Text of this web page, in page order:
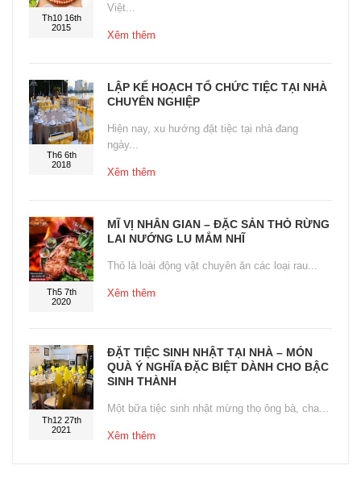
Th10 16th
2015
Việt...
Xêm thêm
Th6 6th
2018
LẬP KẾ HOẠCH TỔ CHỨC TIỆC TẠI NHÀ
CHUYÊN NGHIỆP
Hiện nay, xu hướng đặt tiệc tại nhà đang
ngày...
Xêm thêm
Th5 7th
2020
MĨ VỊ NHÂN GIAN – ĐẶC SẢN THỎ RỪNG
LAI NƯỚNG LU MẮM NHĨ
Thỏ là loài động vật chuyên ăn các loại rau...
Xêm thêm
Th12 27th
2021
ĐẶT TIỆC SINH NHẬT TẠI NHÀ – MÓN
QUÀ Ý NGHĨA ĐẶC BIỆT DÀNH CHO BẬC
SINH THÀNH
Một bữa tiệc sinh nhật mừng thọ ông bà, cha...
Xêm thêm